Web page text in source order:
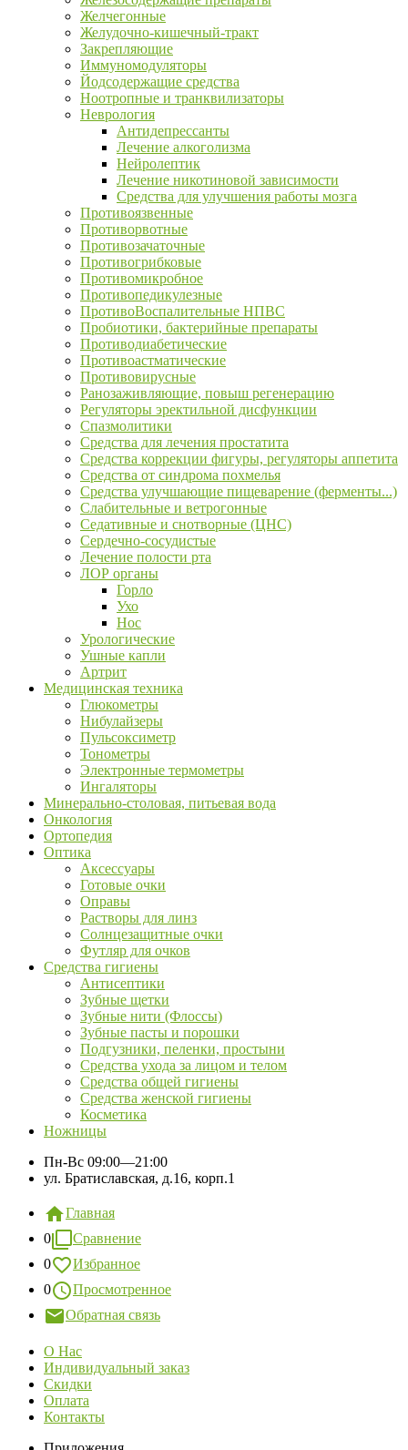
Желчегонные
Желудочно-кишечный-тракт
Закрепляющие
Иммуномодуляторы
Йодсодержащие средства
Ноотропные и транквилизаторы
Неврология
Антидепрессанты
Лечение алкоголизма
Нейролептик
Лечение никотиновой зависимости
Средства для улучшения работы мозга
Противоязвенные
Противорвотные
Противозачаточные
Противогрибковые
Противомикробное
Противопедикулезные
ПротивоВоспалительные НПВС
Пробиотики, бактерийные препараты
Противодиабетические
Противоастматические
Противовирусные
Ранозаживляющие, повыш регенерацию
Регуляторы эректильной дисфункции
Спазмолитики
Средства для лечения простатита
Средства коррекции фигуры, регуляторы аппетита
Средства от синдрома похмелья
Средства улучшающие пищеварение (ферменты...)
Слабительные и ветрогонные
Седативные и снотворные (ЦНС)
Сердечно-сосудистые
Лечение полости рта
ЛОР органы
Горло
Ухо
Нос
Урологические
Ушные капли
Артрит
Медицинская техника
Глюкометры
Нибулайзеры
Пульсоксиметр
Тонометры
Электронные термометры
Ингаляторы
Минерально-столовая, питьевая вода
Онкология
Ортопедия
Оптика
Аксессуары
Готовые очки
Оправы
Растворы для линз
Солнцезащитные очки
Футляр для очков
Средства гигиены
Антисептики
Зубные щетки
Зубные нити (Флоссы)
Зубные пасты и порошки
Подгузники, пеленки, простыни
Средства ухода за лицом и телом
Средства общей гигиены
Средства женской гигиены
Косметика
Ножницы
Пн-Вс 09:00—21:00
ул. Братиславская, д.16, корп.1
Главная
0
Сравнение
0
Избранное
0
Просмотренное
Обратная связь
О Нас
Индивидуальный заказ
Скидки
Оплата
Контакты